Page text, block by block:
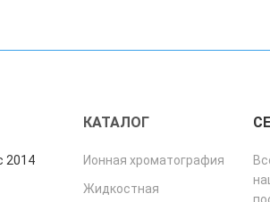
2014
КАТАЛОГ
Ионная хроматография
Жидкостная